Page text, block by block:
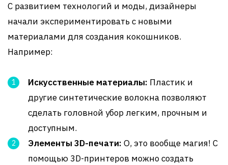
С развитием технологий и моды, дизайнеры
начали экспериментировать с новыми
материалами для создания кокошников.
Например:
Искусственные материалы: Пластик и
другие синтетические волокна позволяют
сделать головной убор легким, прочным и
доступным.
Элементы 3D-печати: О, это вообще магия! С
помощью 3D-принтеров можно создать